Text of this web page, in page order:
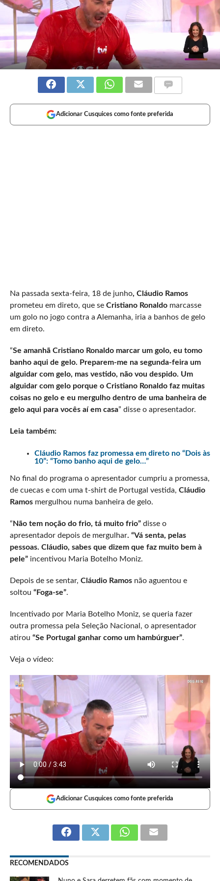
Adicionar Cusquices como fonte preferida
Na passada sexta-feira, 18 de junho, Cláudio Ramos
prometeu em direto, que se Cristiano Ronaldomarcasse
um golo no jogo contra a Alemanha, iria a banhos de gelo
em direto.
“Se amanhã Cristiano Ronaldo marcar um golo, eu tomo
banho aqui de gelo. Preparem-me na segunda-feira um
alguidar com gelo, mas vestido, não vou despido. Um
alguidar com gelo porque o Cristiano Ronaldo faz muitas
coisas no gelo e eu mergulho dentro de uma banheira de
gelo aqui para vocês aí em casa” disse o apresentador.
Leia também:
Cláudio Ramos faz promessa em direto no “Dois às
10”: “Tomo banho aqui de gelo…”
No final do programa o apresentador cumpriu a promessa,
de cuecas e com uma t-shirt de Portugal vestida, Cláudio
Ramos mergulhou numa banheira de gelo.
“ Não tem noção do frio, tá muito frio” disse o
apresentador depois de mergulhar. “Vá senta, pelas
pessoas. Cláudio, sabes que dizem que faz muito bem à
pele” incentivou Maria Botelho Moniz.
Depois de se sentar, Cláudio Ramos não aguentou e
soltou “Foga-se”.
Incentivado por Maria Botelho Moniz, se queria fazer
outra promessa pela Seleção Nacional, o apresentador
atirou “Se Portugal ganhar como um hambúrguer”.
Veja o vídeo:
Adicionar Cusquices como fonte preferida
RECOMENDADOS